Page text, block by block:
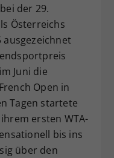
der 29.
Österreichs
ausgezeichnet
Juni die
Open in
Tagen startete
ersten WTA-
bis ins
über den